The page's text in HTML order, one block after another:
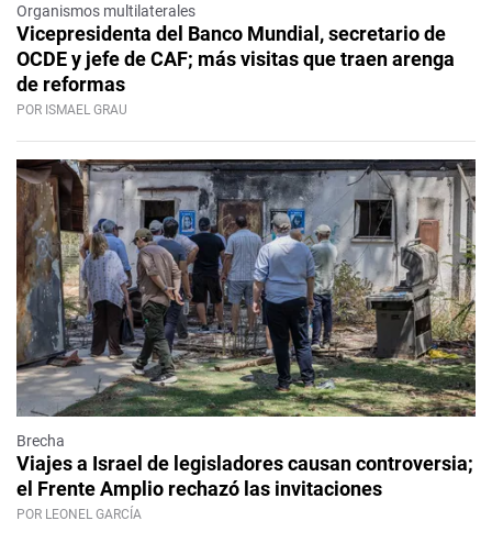
Organismos multilaterales
Vicepresidenta del Banco Mundial, secretario de
OCDE y jefe de CAF; más visitas que traen arenga
de reformas
POR ISMAEL GRAU
Brecha
Viajes a Israel de legisladores causan controversia;
el Frente Amplio rechazó las invitaciones
POR LEONEL GARCÍA